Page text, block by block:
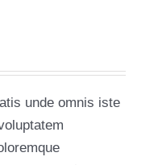
unde omnis iste